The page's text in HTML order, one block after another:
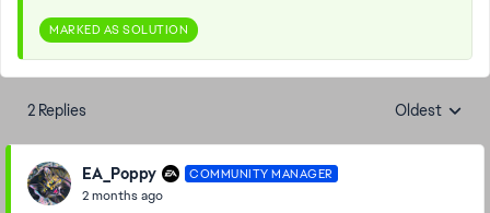
MARKED AS SOLUTION
2 Replies Replies
Oldest
EA_Poppy COMMUNITY MANAGER
2 months ago